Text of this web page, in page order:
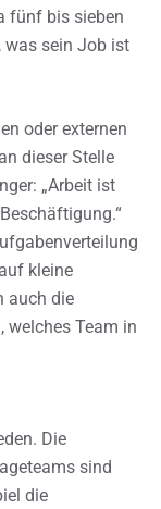
fünf bis sieben
was sein Job ist
oder externen
dieser Stelle
„Arbeit ist
kleine
auch die
welches Team in
Die
sind
die